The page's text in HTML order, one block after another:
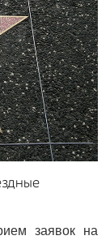
заявок на